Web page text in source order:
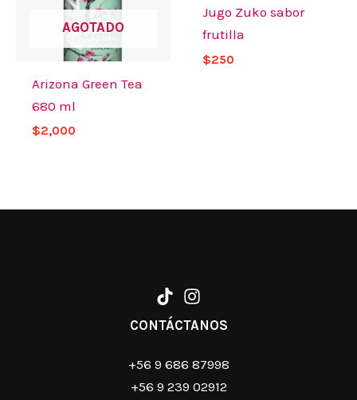
AGOTADO
Arizona Green Tea
680 ml
$2,000
Jugo Zuko sabor
frutilla
$250
CONTÁCTANOS
+56 9 686 87998
+56 9 239 02912